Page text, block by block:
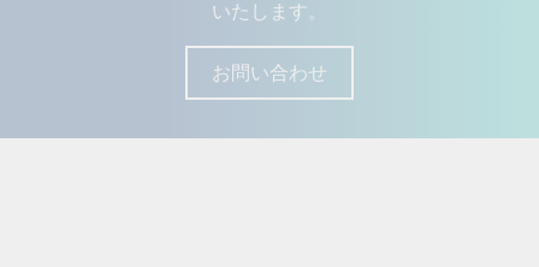
いたします。
お問い合わせ